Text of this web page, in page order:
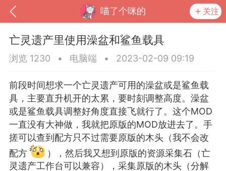
喵了个咪的 关注
我的钱包 道具 排行榜
亡灵遗产里使用澡盆和鲨鱼载具
浏览 1230 • 电脑端 • 2023-02-09 09:19
前段时间想求一个亡灵遗产可用的澡盆或是鲨鱼载
具，主要直升机开的太累，要时刻调整高度。澡盆
或是鲨鱼载具调整好角度直接飞就行了。这个MOD
一直没有大神做，我就把原版的MOD放进去了。手
搓可以查到配方只不过需要原版的木头（我不会改
配方
），然后我又想到原版的资源采集石（亡
灵遗产工作台可以兼容），采集原版的木头（分解